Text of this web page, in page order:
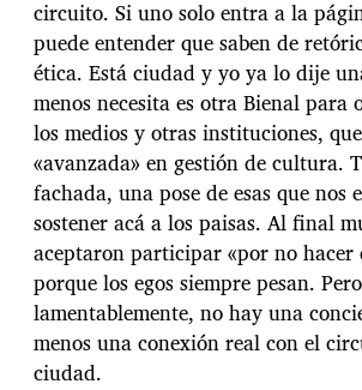
circuito. Si uno solo entra a la
puede entender que saben de
ética. Está ciudad y yo ya lo dije
menos necesita es otra Bienal para
los medios y otras instituciones,
«avanzada» en gestión de cultura.
fachada, una pose de esas que nos
sostener acá a los paisas. Al final
aceptaron participar «por no hacer
porque los egos siempre pesan. Pero
lamentablemente, no hay una
menos una conexión real con el
ciudad.